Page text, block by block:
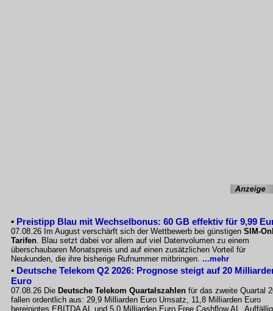
• Preistipp Blau mit Wechselbonus: 60 GB effektiv für 9,99
07.08.26 Im August verschärft sich der Wettbewerb bei günstigen SIM-
Tarifen. Blau setzt dabei vor allem auf viel Datenvolumen zu einem
überschaubaren Monatspreis und auf einen zusätzlichen Vorteil für
Neukunden, die ihre bisherige Rufnummer mitbringen. ...mehr
• Deutsche Telekom Q2 2026: Prognose steigt auf 20
Euro
07.08.26 Die Deutsche Telekom Quartalszahlen für das zweite Quartal
fallen ordentlich aus: 29,9 Milliarden Euro Umsatz, 11,8 Milliarden Euro
bereinigtes EBITDA AL und 5,0 Milliarden Euro Free Cashflow AL.